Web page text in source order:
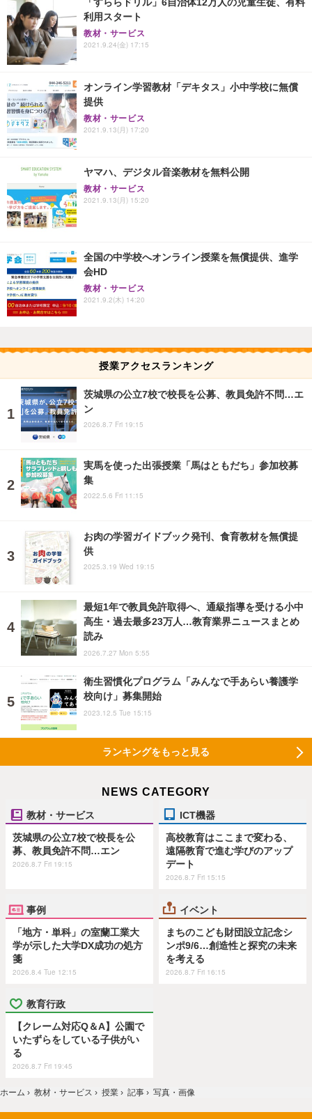
利用スタート
教材・サービス
2021.9.24(金) 17:15
オンライン学習教材「デキタス」小中学校に無償
提供
教材・サービス
2021.9.13(月) 17:20
ヤマハ、デジタル音楽教材を無料公開
教材・サービス
2021.9.13(月) 15:20
全国の中学校へオンライン授業を無償提供、進学
会HD
教材・サービス
2021.9.2(木) 14:20
授業アクセスランキング
茨城県の公立7校で校長を公募、教員免許不問…エ
ン
2026.8.7 Fri 19:15
実馬を使った出張授業「馬はともだち」参加校募
集
2022.5.6 Fri 11:15
お肉の学習ガイドブック発刊、食育教材を無償提
供
2025.3.19 Wed 19:15
最短1年で教員免許取得へ、通級指導を受ける小中
高生・過去最多23万人…教育業界ニュースまとめ
読み
2026.7.27 Mon 5:55
衛生習慣化プログラム「みんなで手あらい養護学
校向け」募集開始
2023.12.5 Tue 15:15
ランキングをもっと見る
NEWS CATEGORY
教材・サービス
茨城県の公立7校で校長を公
募、教員免許不問…エン
2026.8.7 Fri 19:15
ICT機器
高校教育はここまで変わる、
遠隔教育で進む学びのアップ
デート
2026.8.7 Fri 15:15
事例
「地方・単科」の室蘭工業大
学が示した大学DX成功の処方
箋
2026.8.4 Tue 12:15
イベント
まちのこども財団設立記念シ
ンポ9/6…創造性と探究の未来
を考える
2026.8.7 Fri 16:15
教育行政
【クレーム対応Q＆A】公園で
いたずらをしている子供がい
る
2026.8.7 Fri 19:45
ホーム › 教材・サービス › 授業 › 記事 › 写真・画像